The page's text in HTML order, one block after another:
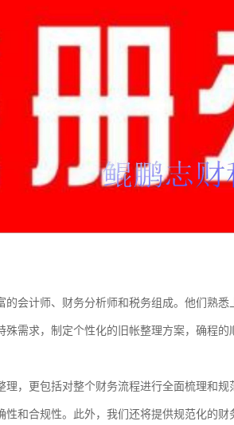
的会计师、财务分析师和税务组成。他们熟
殊需求，制定个性化的旧帐整理方案，确程
理，更包括对整个财务流程进行全面梳理和
性和合规性。此外，我们还将提供规范化的